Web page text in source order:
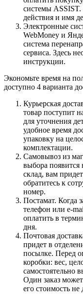
системы ASSIST.
действия и имя
Электронные
WebMoney и
система
сервиса. Здесь
инструкции.
Экономьте время на
доступно 4 варианта
Курьерская
товар поступит
для уточнения
удобное время
упаковку на
комплектации.
Самовывоз из
выбора появится
склад, вам
обратитесь к
номер.
Постамат. Когда
телефон или e-
оплатить в
дня.
Почтовая
придет в
посылке. Перед
коробки: вес,
самостоятельно
Один заказ
его стоимость